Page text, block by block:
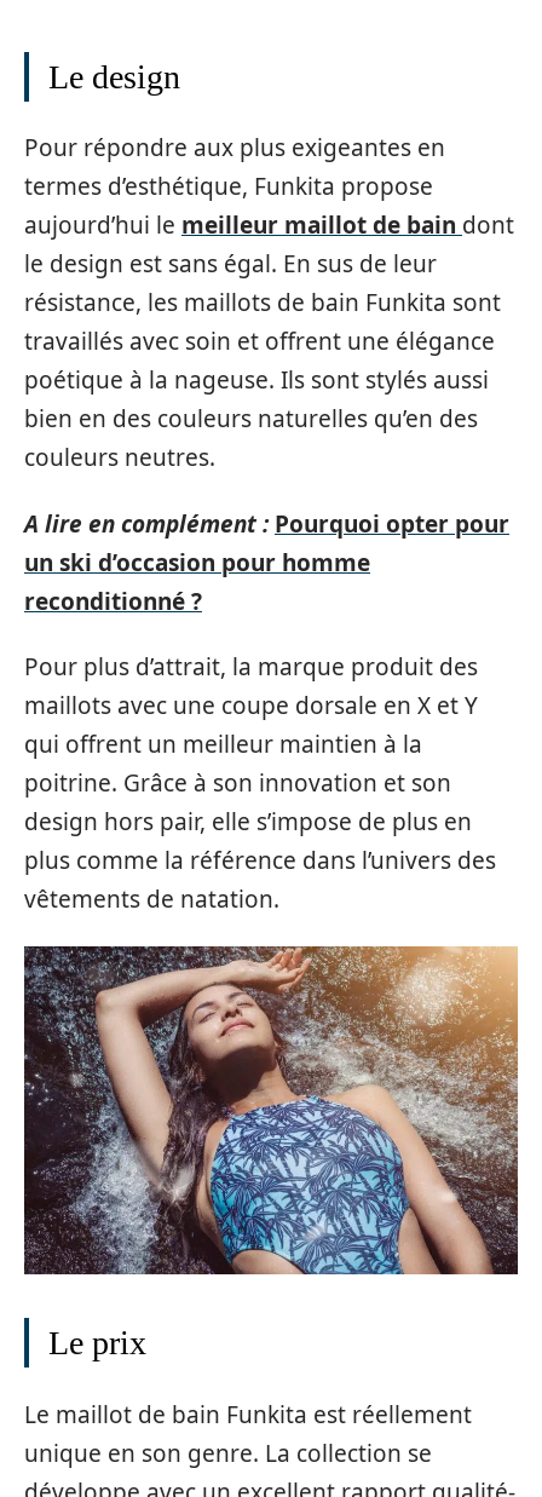
Le design
Pour répondre aux plus exigeantes en
termes d’esthétique, Funkita propose
aujourd’hui le meilleur maillot de bain dont
le design est sans égal. En sus de leur
résistance, les maillots de bain Funkita sont
travaillés avec soin et offrent une élégance
poétique à la nageuse. Ils sont stylés aussi
bien en des couleurs naturelles qu’en des
couleurs neutres.
A lire en complément : Pourquoi opter pour
un ski d’occasion pour homme
reconditionné ?
Pour plus d’attrait, la marque produit des
maillots avec une coupe dorsale en X et Y
qui offrent un meilleur maintien à la
poitrine. Grâce à son innovation et son
design hors pair, elle s’impose de plus en
plus comme la référence dans l’univers des
vêtements de natation.
Le prix
Le maillot de bain Funkita est réellement
unique en son genre. La collection se